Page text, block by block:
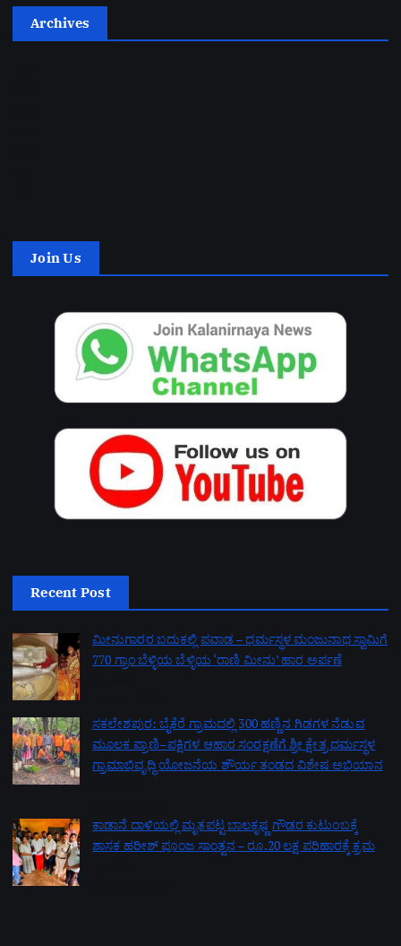
Archives
Join Us
Recent Post
ಮೀನುಗಾರರ ಬದುಕಲ್ಲಿ ಪವಾಡ – ಧರ್ಮಸ್ಥಳ ಮಂಜುನಾಥ ಸ್ವಾಮಿಗೆ
770 ಗ್ರಾಂ ಬೆಳ್ಳಿಯ ಬೆಳ್ಳಿಯ ‘ರಾಣಿ ಮೀನು’ ಹಾರ ಅರ್ಪಣೆ
ಸಕಲೇಶಪುರ: ಬೈಕೆರೆ ಗ್ರಾಮದಲ್ಲಿ 300 ಹಣ್ಣಿನ ಗಿಡಗಳ ನೆಡುವ
ಮೂಲಕ ಪ್ರಾಣಿ–ಪಕ್ಷಿಗಳ ಆಹಾರ ಸಂರಕ್ಷಣೆಗೆ ಶ್ರೀ ಕ್ಷೇತ್ರ ಧರ್ಮಸ್ಥಳ
ಗ್ರಾಮಾಭಿವೃದ್ಧಿ ಯೋಜನೆಯ ಶೌರ್ಯ ತಂಡದ ವಿಶೇಷ ಅಭಿಯಾನ
ಕಾಡಾನೆ ದಾಳಿಯಲ್ಲಿ ಮೃತಪಟ್ಟ ಬಾಲಕೃಷ್ಣ ಗೌಡರ ಕುಟುಂಬಕ್ಕೆ
ಶಾಸಕ ಹರೀಶ್ ಪೂಂಜ ಸಾಂತ್ವನ – ರೂ.20 ಲಕ್ಷ ಪರಿಹಾರಕ್ಕೆ ಕ್ರಮ